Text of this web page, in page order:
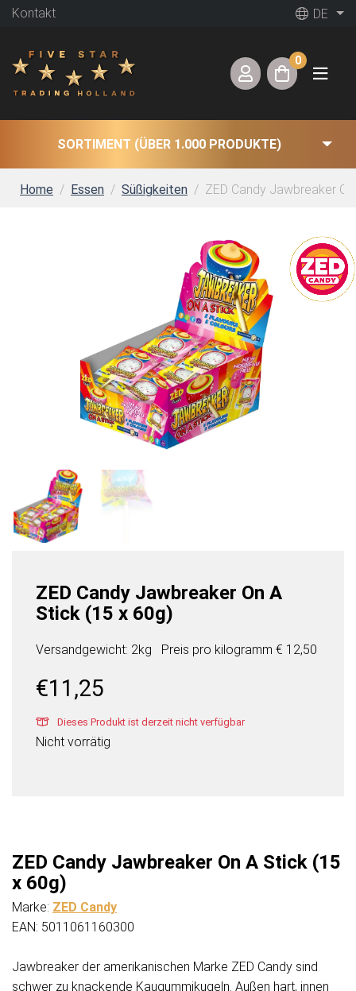
Kontakt DE
0
SORTIMENT (ÜBER 1.000 PRODUKTE)
Home Essen Süßigkeiten ZED Candy Jawbreaker
ZED Candy Jawbreaker On A
Stick (15 x 60g)
Versandgewicht: 2kg Preis pro kilogramm € 12,50
€11,25
Dieses Produkt ist derzeit nicht verfügbar
Nicht vorrätig
ZED Candy Jawbreaker On A Stick (15
x 60g)
Marke: ZED Candy
EAN: 5011061160300
Jawbreaker der amerikanischen Marke ZED Candy sind
schwer zu knackende Kaugummikugeln. Außen hart, innen